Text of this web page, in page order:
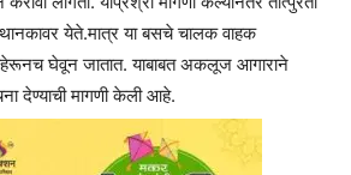
येते.मात्र या बसचे चालक वाहक
घेवून जातात. याबाबत अकलूज आगाराने
देण्याची मागणी केली आहे.